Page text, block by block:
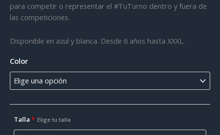
para competir o representar el #TuTurno dentro y fuera de
las competiciones.
Disponible en azul y blanca. Desde 6 años hasta XXXL.
Color
Talla * Elige tu talla